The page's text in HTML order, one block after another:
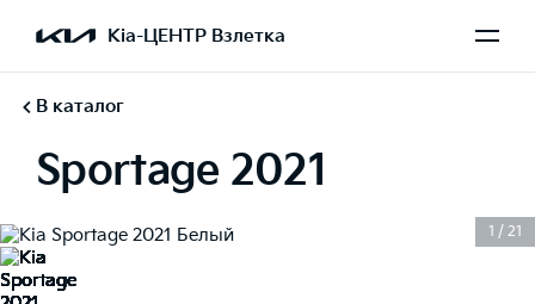
Kia-ЦЕНТР Взлетка
В каталог
Sportage 2021
1 / 21